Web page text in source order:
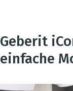
Geberit
einfache